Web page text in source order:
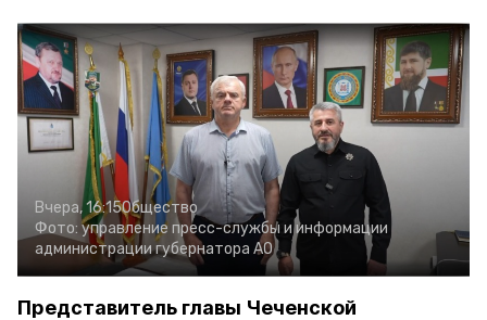
Вчера, 16:15Общество
Фото: управление пресс-службы и информации
администрации губернатора АО
Представитель главы Чеченской